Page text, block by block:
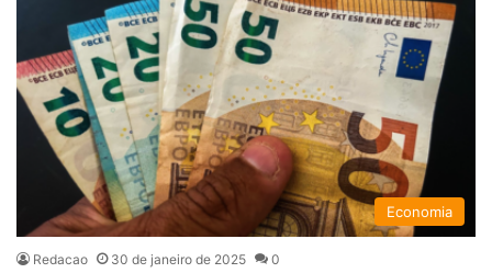
Economia
Redacao 30 de janeiro de 2025 0